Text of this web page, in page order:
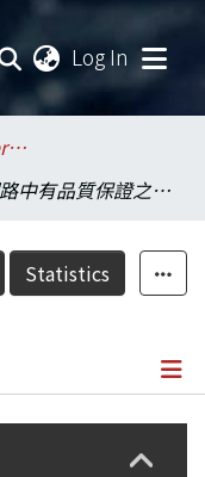
Log In
.National Taiwan University / 國立臺灣大學
隨意網路中有品質保證之傳輸研究(2/3)
Statistics